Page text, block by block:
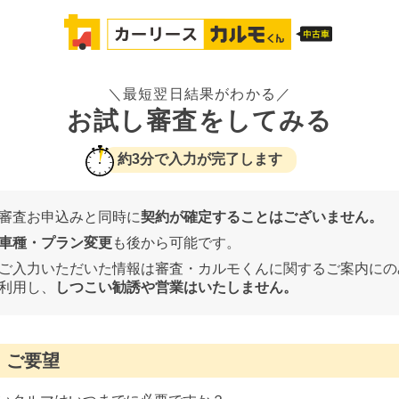
＼最短翌日結果がわかる／
お試し審査をしてみる
約3分で入力が完了します
査お申込みと同時に契約が確定することはございません。
種・プラン変更も後から可能です。
入力いただいた情報は審査・カルモくんに関するご案内に
用し、
しつこい勧誘や営業はいたしません。
ご要望